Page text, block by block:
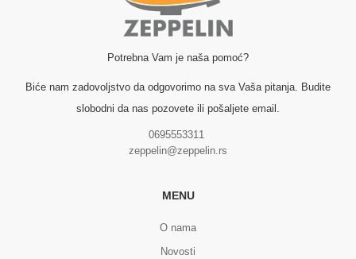
Potrebna Vam je naša pomoć?
Biće nam zadovoljstvo da odgovorimo na sva Vaša pitanja. Budite
slobodni da nas pozovete ili pošaljete email.
0695553311
zeppelin@zeppelin.rs
MENU
O nama
Novosti